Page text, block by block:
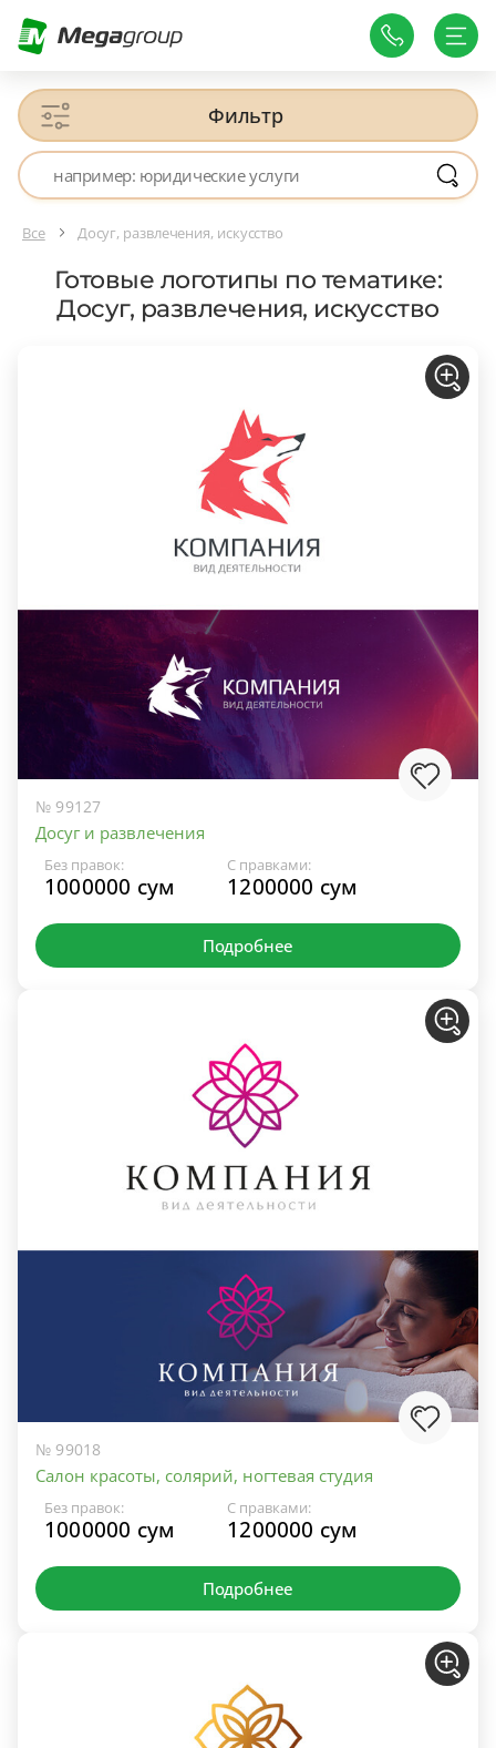
Фильтр
Все Досуг, развлечения, искусство
Готовые логотипы по тематике:
Досуг, развлечения, искусство
№ 99127
Досуг и развлечения
Без правок:
1000000 сум
С правками:
1200000 сум
Подробнее
№ 99018
Салон красоты, солярий, ногтевая студия
Без правок:
1000000 сум
С правками:
1200000 сум
Подробнее